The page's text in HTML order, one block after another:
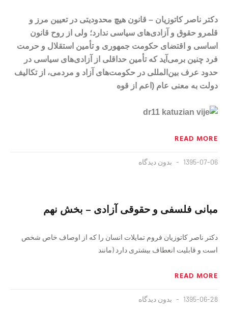
دکتر ناصر کاتوزیان – قانون هیچ محدودیتی در تعیین مرز و
قلمرو حقوق و آزادی‌های سیاسی ندارد؛ ولی از روح قانون
اساسی و اقتضای حکومت جمهوری و تأمین استقلال و حرمت
فرد چنین برمی‌آید که تأمین حداقلی از آزادی‌های سیاسی در
حدود عرف بین‌المللی در حکومت‌های آزاد و مردمی، از تکالیف
دولت به معنی عام (اعم از قوه‌
READ MORE
1395-07-06 بدون دیدگاه
مبانی فلسفی و حقوقی آزادی – بخش نهم
دکتر ناصر کاتوزیان فروم تمایلات انسان را که از اوصاف خاص شخص
است و قابلیت انعطاف بیشتری دارد (مانند
READ MORE
1395-06-28 بدون دیدگاه